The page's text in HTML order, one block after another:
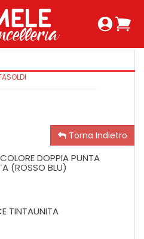
Login
Torna Indietro
CRYSTAL
DOPPIA PUNTA
(ROSSO BLU)
TINTAUNITA